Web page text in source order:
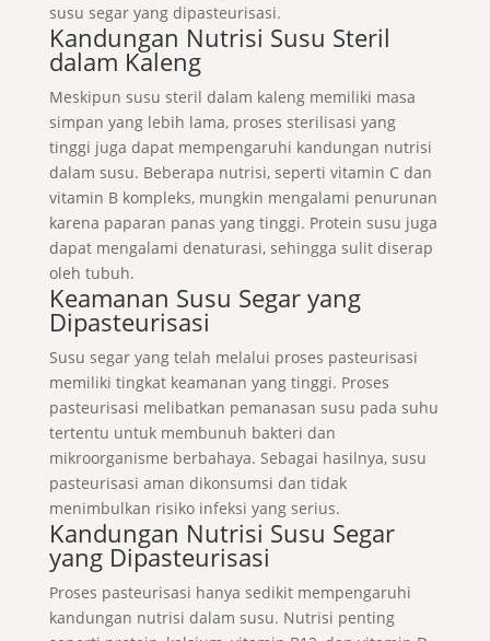
susu segar yang dipasteurisasi.
Kandungan Nutrisi Susu Steril
dalam Kaleng
Meskipun susu steril dalam kaleng memiliki masa
simpan yang lebih lama, proses sterilisasi yang
tinggi juga dapat mempengaruhi kandungan nutrisi
dalam susu. Beberapa nutrisi, seperti vitamin C dan
vitamin B kompleks, mungkin mengalami penurunan
karena paparan panas yang tinggi. Protein susu juga
dapat mengalami denaturasi, sehingga sulit diserap
oleh tubuh.
Keamanan Susu Segar yang
Dipasteurisasi
Susu segar yang telah melalui proses pasteurisasi
memiliki tingkat keamanan yang tinggi. Proses
pasteurisasi melibatkan pemanasan susu pada suhu
tertentu untuk membunuh bakteri dan
mikroorganisme berbahaya. Sebagai hasilnya, susu
pasteurisasi aman dikonsumsi dan tidak
menimbulkan risiko infeksi yang serius.
Kandungan Nutrisi Susu Segar
yang Dipasteurisasi
Proses pasteurisasi hanya sedikit mempengaruhi
kandungan nutrisi dalam susu. Nutrisi penting